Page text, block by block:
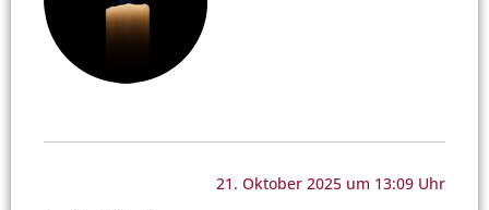
21. Oktober 2025 um 13:09 Uhr